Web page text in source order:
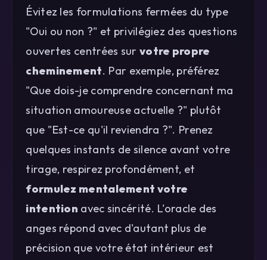
Évitez les formulations fermées du type
"Oui ou non ?" et privilégiez des questions
ouvertes centrées sur votre propre
cheminement. Par exemple, préférez
"Que dois-je comprendre concernant ma
situation amoureuse actuelle ?" plutôt
que "Est-ce qu'il reviendra ?". Prenez
quelques instants de silence avant votre
tirage, respirez profondément, et
formulez mentalement votre
intention avec sincérité. L'oracle des
anges répond avec d'autant plus de
précision que votre état intérieur est